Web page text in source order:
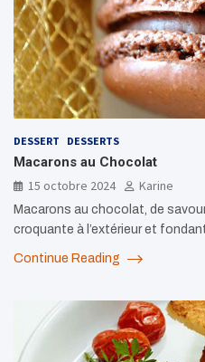
DESSERT DESSERTS
Macarons au Chocolat
15 octobre 2024
Karine
Macarons au chocolat, de
croquante à l’extérieur et
Continue Reading